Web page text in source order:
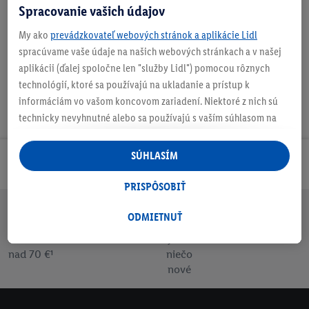
Nastaviť ako obľúbenú
Odoberaj Newsletter!
zadarmo
nad 70 €¹
Vrátenie
Každý
niečo
nové
Spracovanie vašich údajov
My ako prevádzkovateľ webových stránok a aplikácie Lidl
spracúvame vaše údaje na našich webových stránkach a v našej
aplikácii (ďalej spoločne len "služby Lidl") pomocou rôznych
technológií, ktoré sa používajú na ukladanie a prístup k
informáciám vo vašom koncovom zariadení. Niektoré z nich sú
technicky nevyhnutné alebo sa používajú s vaším súhlasom na
personalizovanú reklamu v rámci služieb Lidl aj mimo nich. Ak
ste účastníkom programu Lidl Plus, na tieto účely sa spracúvajú
aj údaje z vášho nákupného správania v obchode.
následne si vytvoríte účet Lidl Plus alebo sa prihlásite do svojho
tiež vytvoriť špeciálny online identifikátor z e-mailovej adresy,
ktorú tam uvediete, aby sme vás mohli rozpoznať v službách
ODMIETNUŤ
PRISPÔSOBIŤ
SÚHLASÍM